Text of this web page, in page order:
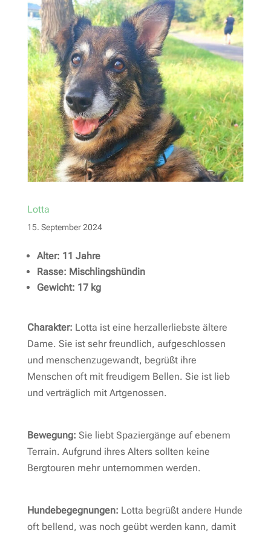
Lotta
15. September 2024
Alter: 11 Jahre
Rasse: Mischlingshündin
Gewicht: 17 kg
Charakter: Lotta ist eine herzallerliebste ältere
Dame. Sie ist sehr freundlich, aufgeschlossen
und menschenzugewandt, begrüßt ihre
Menschen oft mit freudigem Bellen. Sie ist lieb
und verträglich mit Artgenossen.
Bewegung: Sie liebt Spaziergänge auf ebenem
Terrain. Aufgrund ihres Alters sollten keine
Bergtouren mehr unternommen werden.
Hundebegegnungen: Lotta begrüßt andere Hunde
oft bellend, was noch geübt werden kann, damit